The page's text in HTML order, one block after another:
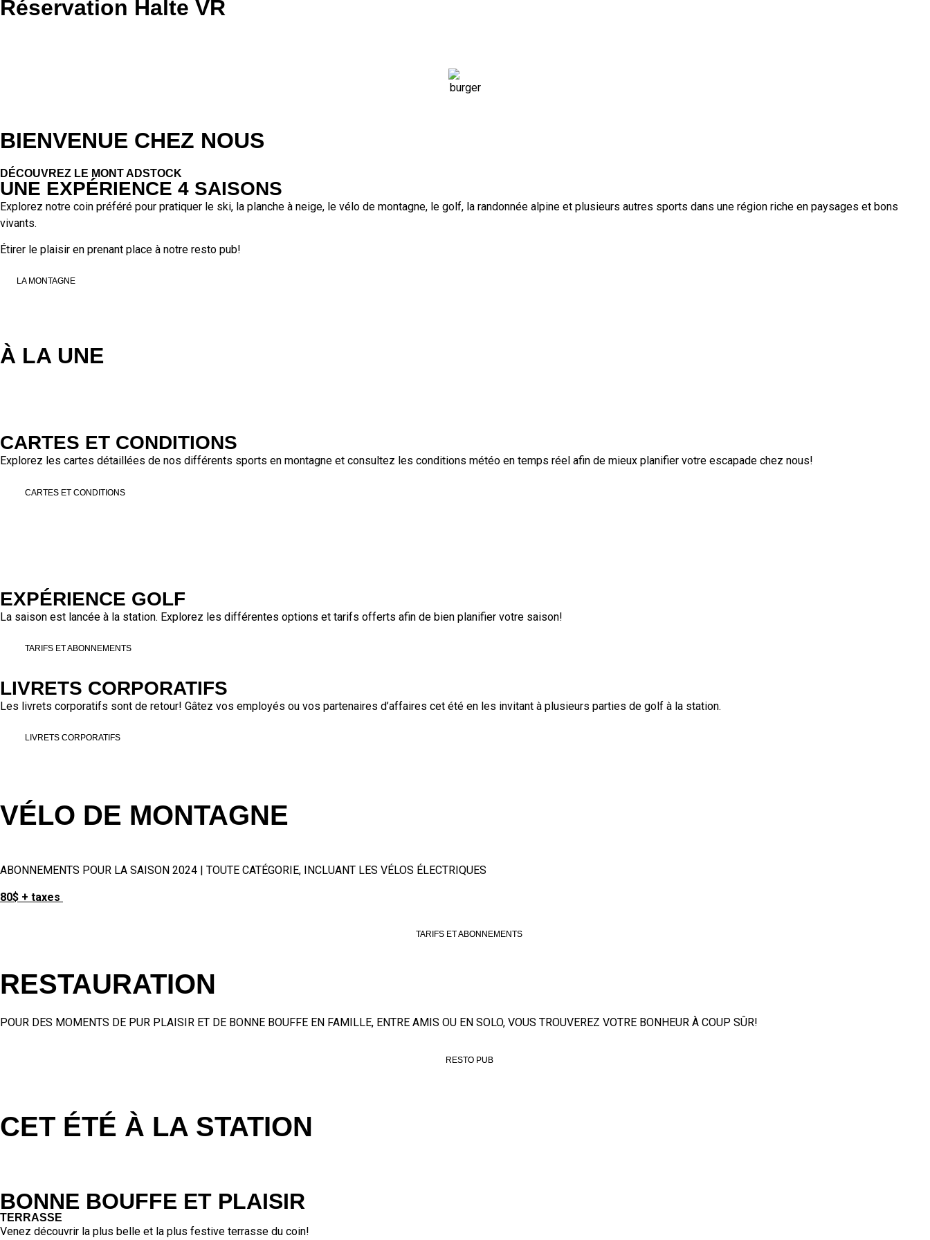
Réservation Halte VR
BIENVENUE CHEZ NOUS
DÉCOUVREZ LE MONT ADSTOCK
UNE EXPÉRIENCE 4 SAISONS
Explorez notre coin préféré pour pratiquer le ski, la planche à neige, le vélo de montagne, le golf, la randonnée alpine et plusieurs autres sports dans une région riche en paysages et bons
vivants.
Étirer le plaisir en prenant place à notre resto pub!
LA MONTAGNE
À LA UNE
CARTES ET CONDITIONS
Explorez les cartes détaillées de nos différents sports en montagne et consultez les conditions météo en temps réel afin de mieux planifier votre escapade chez nous!
CARTES ET CONDITIONS
EXPÉRIENCE GOLF
La saison est lancée à la station. Explorez les différentes options et tarifs offerts afin de bien planifier votre saison!
TARIFS ET ABONNEMENTS
LIVRETS CORPORATIFS
Les livrets corporatifs sont de retour! Gâtez vos employés ou vos partenaires d’affaires cet été en les invitant à plusieurs parties de golf à la station.
LIVRETS CORPORATIFS
VÉLO DE MONTAGNE
ABONNEMENTS POUR LA SAISON 2024 | TOUTE CATÉGORIE, INCLUANT LES VÉLOS ÉLECTRIQUES
80$ + taxes
TARIFS ET ABONNEMENTS
RESTAURATION
POUR DES MOMENTS DE PUR PLAISIR ET DE BONNE BOUFFE EN FAMILLE, ENTRE AMIS OU EN SOLO, VOUS TROUVEREZ VOTRE BONHEUR À COUP SÛR!
RESTO PUB
CET ÉTÉ À LA STATION
BONNE BOUFFE ET PLAISIR
TERRASSE
Venez découvrir la plus belle et la plus festive terrasse du coin!